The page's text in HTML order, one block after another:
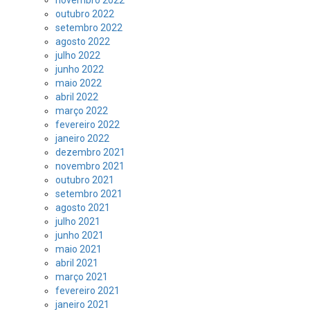
outubro 2022
setembro 2022
agosto 2022
julho 2022
junho 2022
maio 2022
abril 2022
março 2022
fevereiro 2022
janeiro 2022
dezembro 2021
novembro 2021
outubro 2021
setembro 2021
agosto 2021
julho 2021
junho 2021
maio 2021
abril 2021
março 2021
fevereiro 2021
janeiro 2021